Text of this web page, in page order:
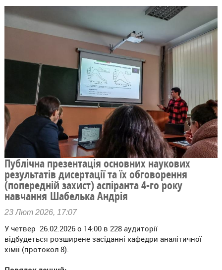
Публічна презентація основних наукових
результатів дисертації та їх обговорення
(попередній захист) аспіранта 4-го року
навчання Шабелька Андрія
23 Лют 2026, 17:07
У четвер 26.02.2026 о 14:00 в 228 аудиторії
відбудеться розширене засіданні кафедри аналітичної
хімії (протокол 8).